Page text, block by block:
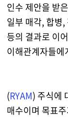
인수 제안을 받
일부 매각, 합병
등의 결과로 이
이해관계자들에
(RYAM) 주식에
매수이며 목표